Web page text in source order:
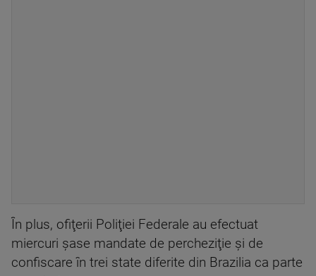
În plus, ofiţerii Poliţiei Federale au efectuat
miercuri şase mandate de percheziţie şi de
confiscare în trei state diferite din Brazilia ca parte